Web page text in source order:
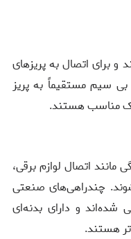
برای اتصال به پریزهای
سیم مستقیماً به پریز
مناسب هستند.
اتصال لوازم برقی،
چندراهی‌های صنعتی
شده‌اند و دارای بدنه‌ای
هستند.